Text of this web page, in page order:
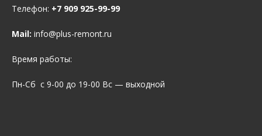
Телефон: +7 909 925-99-99
Mail: info@plus-remont.ru
Время работы:
Пн-Сб с 9-00 до 19-00 Вс — выходной